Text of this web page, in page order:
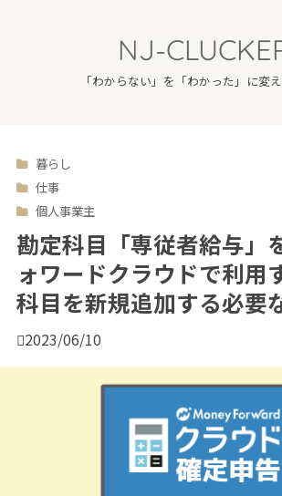
NJ-
「わからない」を「わかった」に変
暮らし
仕事
個人事業主
勘定科目「専従者給与」
ォワードクラウドで利用
科目を新規追加する必要
2023/06/10